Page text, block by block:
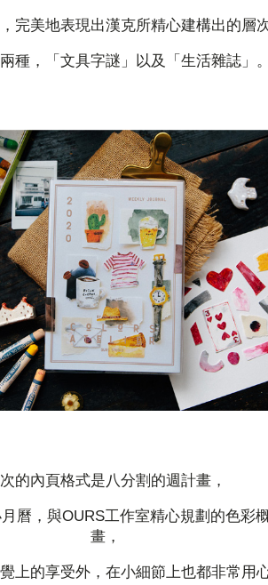
完美地表現出漢克所精心建構出的層
種，「文具字謎」以及「生活雜誌」
的內頁格式是八分割的週計畫，
曆，與OURS工作室精心規劃的色彩
畫，
上的享受外，在小細節上也都非常用